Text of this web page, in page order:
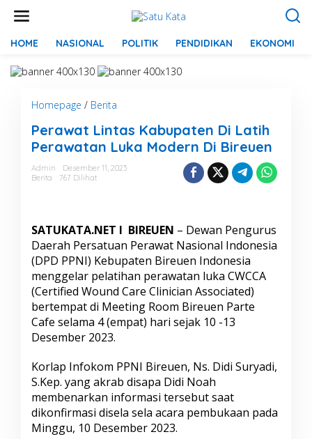
HOME NASIONAL POLITIK PENDIDIKAN EKONOMI
Homepage / Berita
r
a
w
a
a
s
K
a
b
u
p
n
D
i
L
a
t
Perawat Lintas Kabupaten Di Latih
Perawatan Luka Modern Di Bireuen
Admin
Desember 11, 2023
Berita
767 Dilihat
SATUKATA.NET I BIREUEN – Dewan Pengurus
Daerah Persatuan Perawat Nasional Indonesia
(DPD PPNI) Kebupaten Bireuen Indonesia
menggelar pelatihan perawatan luka CWCCA
(Certified Wound Care Clinician Associated)
bertempat di Meeting Room Bireuen Parte
Cafe selama 4 (empat) hari sejak 10 -13
Desember 2023.
Korlap Infokom PPNI Bireuen, Ns. Didi Suryadi,
S.Kep. yang akrab disapa Didi Noah
membenarkan informasi tersebut saat
dikonfirmasi disela sela acara pembukaan pada
Minggu, 10 Desember 2023.